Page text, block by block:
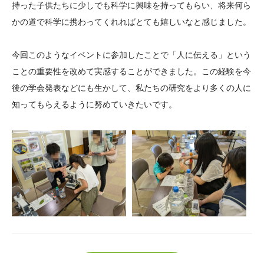
持った子供たちに少しでも科学に興味を持ってもらい、将来何ら
かの道で科学に携わってくれればとても嬉しいなと感じました。
今回このようなイベントに参加したことで「人に伝える」という
ことの重要性を改めて実感することができました。この経験を今
後の学会発表などにも生かして、私たちの研究をより多くの人に
知ってもらえるように努めていきたいです。